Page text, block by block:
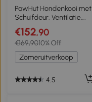
4+
PawHut Hondenkooi met
Schuifdeur, Ventilatie,
Spaanplaat en Staal, 98 x
58 x 61 cm, Wit
€152,90
€169,9010% Off
Zomeruitverkoop
4.5